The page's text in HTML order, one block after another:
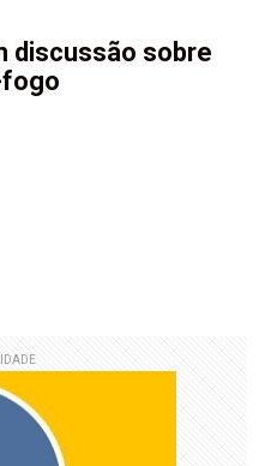
discussão sobre